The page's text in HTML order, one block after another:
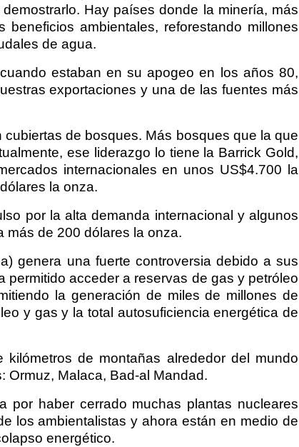
Hay países donde la minería, más
ambientales, reforestando millones
de agua.
estaban en su apogeo en los años 80,
exportaciones y una de las fuentes más
de bosques. Más bosques que la que
ese liderazgo lo tiene la Barrick Gold,
internacionales en unos US$4.700 la
la onza.
por la alta demanda internacional y algunos
más de 200 dólares la onza.
genera una fuerte controversia debido a sus
permitido acceder a reservas de gas y petróleo
la generación de miles de millones de
y gas y la total autosuficiencia energética de
de montañas alrededor del mundo
Ormuz, Malaca, Bad-al Mandad.
por haber cerrado muchas plantas nucleares
los ambientalistas y ahora están en medio de
energético.